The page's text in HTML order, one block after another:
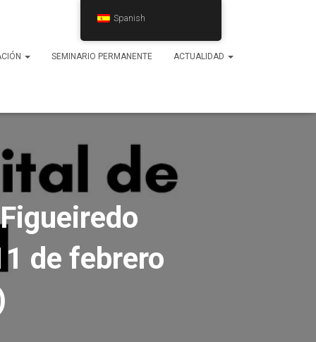
SEMINARIO PERMANENTE ACTUALIDAD
de febrero
Spanish